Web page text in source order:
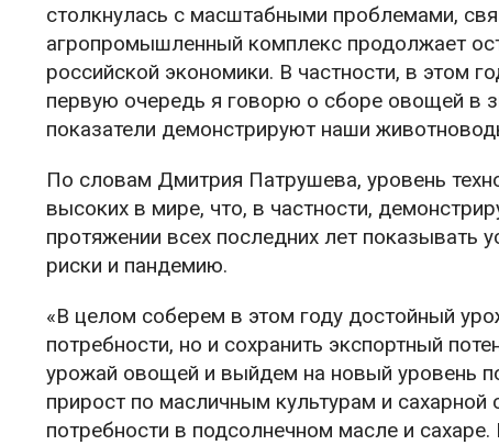
столкнулась с масштабными проблемами,
агропромышленный комплекс продолжает
российской экономики. В частности, в этом
первую очередь я говорю о сборе овощей в
показатели демонстрируют наши
По словам Дмитрия Патрушева, уровень
высоких в мире, что, в частности,
протяжении всех последних лет показывать
риски и пандемию.
«В целом соберем в этом году достойный
потребности, но и сохранить экспортный
урожай овощей и выйдем на новый уровень
прирост по масличным культурам и
потребности в подсолнечном масле и